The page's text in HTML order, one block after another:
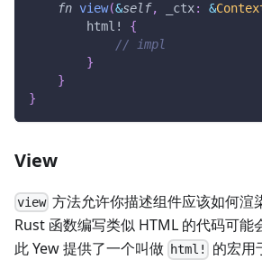
fn view(&self, _ctx: &
html!
{
// impl
}
}
}
View
view 方法允许你描述组件应该如何渲
Rust 函数编写类似 HTML 的代码可能
此 Yew 提供了一个叫做 html!
的宏用